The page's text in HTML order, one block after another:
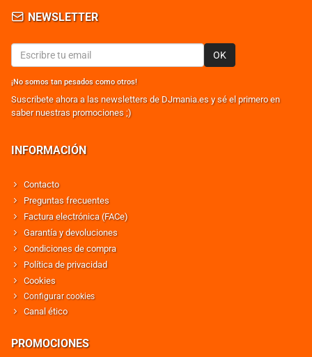
NEWSLETTER
OK
¡No somos tan pesados como otros!
Suscribete ahora a las newsletters de DJmania.es y sé el primero en
saber nuestras promociones ;)
INFORMACIÓN
Contacto
Preguntas frecuentes
Factura electrónica (FACe)
Garantía y devoluciones
Condiciones de compra
Política de privacidad
Cookies
Configurar cookies
Canal ético
PROMOCIONES